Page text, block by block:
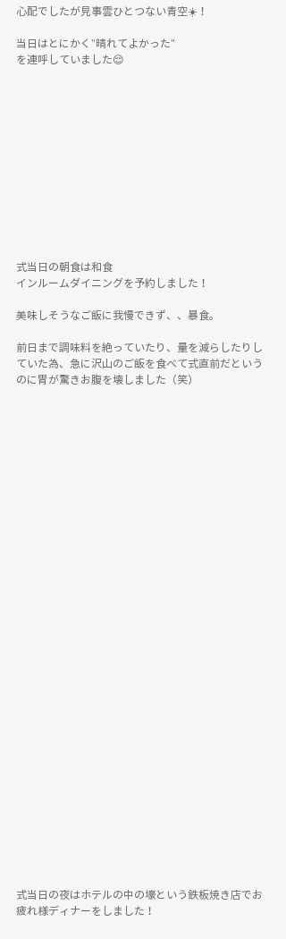
心配でしたが見事雲ひとつない青空☀️！
当日はとにかく"晴れてよかった"
を連呼していました😌
式当日の朝食は和食
インルームダイニングを予約しました！
美味しそうなご飯に我慢できず、、暴食。
前日まで調味料を絶っていたり、量を減らしたりし
ていた為、急に沢山のご飯を食べて式直前だという
のに胃が驚きお腹を壊しました（笑）
式当日の夜はホテルの中の壕という鉄板焼き店でお
疲れ様ディナーをしました！